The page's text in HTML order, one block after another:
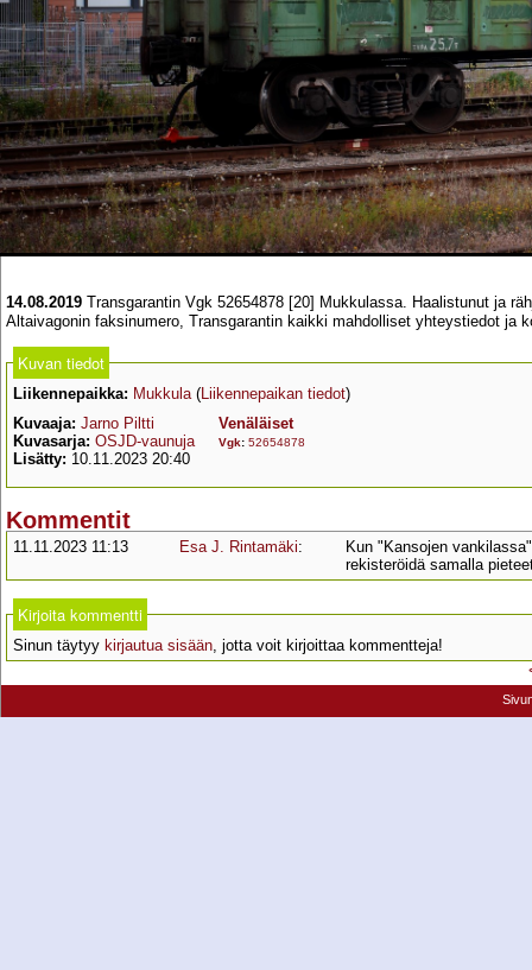
14.08.2019 Transgarantin Vgk 52654878 [20] Mukkulassa. Haalistunut ja
Altaivagonin faksinumero, Transgarantin kaikki mahdolliset yhteystiedot
Kuvan tiedot
Liikennepaikka: Mukkula (Liikennepaikan tiedot)
Kuvaaja: Jarno Piltti
Kuvasarja: OSJD-vaunuja
Lisätty: 10.11.2023 20:40
Venäläiset
Vgk: 52654878
Kommentit
11.11.2023 11:13 Esa J. Rintamäki:
Kun "Kansojen
rekisteröidä samalla
Kirjoita kommentti
Sinun täytyy kirjautua sisään , jotta voit kirjoittaa kommentteja!